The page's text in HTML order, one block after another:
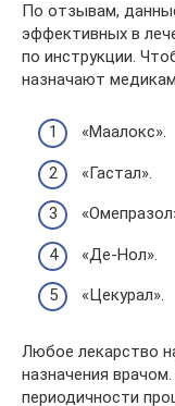
По отзывам,
эффективных в
по инструкции.
назначают
«Маалокс».
«Гастал».
«Де-Нол».
«Цекурал».
Любое лекарство
назначения
периодичности